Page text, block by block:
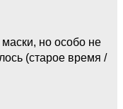
но особо не
(старое время /